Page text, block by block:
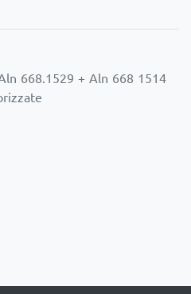
668.1529 + Aln 668 1514